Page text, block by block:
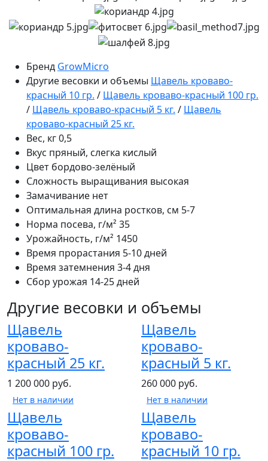
Бренд GrowMicro
Другие весовки и объемы Щавель кроваво-
красный 10 гр. / Щавель кроваво-красный 100 гр.
/ Щавель кроваво-красный 5 кг. / Щавель
кроваво-красный 25 кг.
Вес, кг0,5
Вкус пряный, слегка кислый
Цвет бордово-зелёный
Сложность выращивания высокая
Замачивание нет
Оптимальная длина ростков, см 5-7
Норма посева, г/м² 35
Урожайность, г/м² 1450
Время прорастания 5-10 дней
Время затемнения 3-4 дня
Сбор урожая 14-25 дней
Другие весовки и объемы
Щавель
кроваво-
красный 25 кг.
1 200 000 руб.
Нет в наличии
Щавель
кроваво-
красный 5 кг.
260 000 руб.
Нет в наличии
Щавель
кроваво-
красный 100 гр.
Щавель
кроваво-
красный 10 гр.